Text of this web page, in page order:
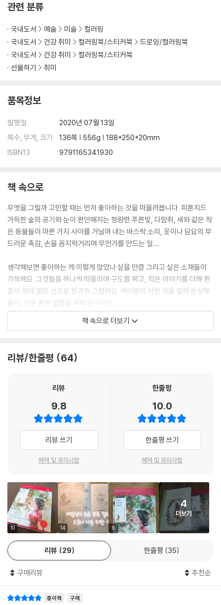
관련 분류
국내도서 예술 미술
컬러링
국내도서
건강 취미 컬러링북/스티커북
드로잉/컬러링북
국내도서
건강 취미
컬러링북/스티커북
선물하기
취미
품목정보
발행일
2020년 07월 13일
쪽수, 무게, 크기
136쪽 | 556g | 188*250*20mm
ISBN13
9791165341930
책 속으로
무엇을 그릴까 고민할 때는 먼저 좋아하는 것을 떠올려봅니다. 피톤치드
가득한 숲의 공기와 눈이 편안해지는 청량한 푸른빛, 다람쥐, 새와 같은 작
은 동물들이 마른 가지 사이를 거닐며 내는 바스락 소리, 옷이나 담요의 부
드러운 촉감, 손을 꼼지락거리며 무언가를 만드는 일….
생각해보면 좋아하는 게 이렇게 많았나 싶을 만큼 그리고 싶은 소재들이
가득해요. 그것들을 하나씩 떠올리며 구도를 짜고, 작은 이야기를 더해 흰
종이 위에 얇은 선으로 한가득 그렸어요. 여러분이 어떤 색을 칠해 완성해
줄지, 기분 좋은 설렘을 가득 담아서요.
끝없는 일에 치여 하루가 어떻게 지나갔는지도 모르게 지치는 요즘. 휴식
트레스가 줄어들기도 하니까요.
평소에 갖고 싶었던 패턴의 옷이나 침구를 그릴 수도 있고, 평범한 하늘을
을 입혀 다양하게 완성해보는 거예요. 그러는 동안 지치고 힘든 기억은 멀
리 사라지고, 그 자리엔 행복만이 가득 채워질 거예요.
---「프롤로그 손끝으로 전하는 행복」중에서
책 속으로 더보기
리뷰/한줄평 64
리뷰
9.8
리뷰 쓰기
혜택 및 유의사항
한줄평
10.0
한줄평 쓰기
혜택 및 유의사항
10 14 9
4
더보기
리뷰 29 한줄평 35
구매리뷰 추천순
종이책 구매